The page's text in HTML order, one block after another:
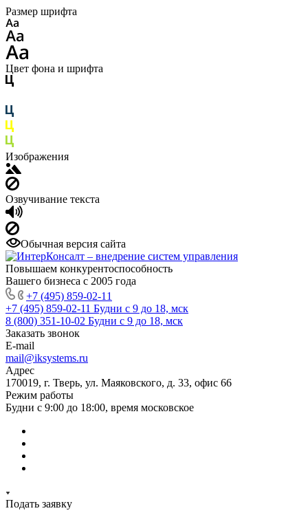
Размер шрифта
Цвет фона и шрифта
Изображения
Озвучивание текста
Обычная версия сайта
Повышаем конкурентоспособность
Вашего бизнеса с 2005 года
+7 (495) 859-02-11
+7 (495) 859-02-11 Будни с 9 до 18, мск
8 (800) 351-10-02 Будни с 9 до 18, мск
Заказать звонок
E-mail
mail@iksystems.ru
Адрес
170019, г. Тверь, ул. Маяковского, д. 33, офис 66
Режим работы
Будни с 9:00 до 18:00, время московское
Подать заявку